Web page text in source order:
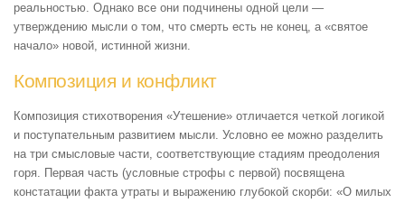
реальностью. Однако все они подчинены одной цели —
утверждению мысли о том, что смерть есть не конец, а «святое
начало» новой, истинной жизни.
Композиция и конфликт
Композиция стихотворения «Утешение» отличается четкой логикой
и поступательным развитием мысли. Условно ее можно разделить
на три смысловые части, соответствующие стадиям преодоления
горя. Первая часть (условные строфы с первой) посвящена
констатации факта утраты и выражению глубокой скорби: «О милых